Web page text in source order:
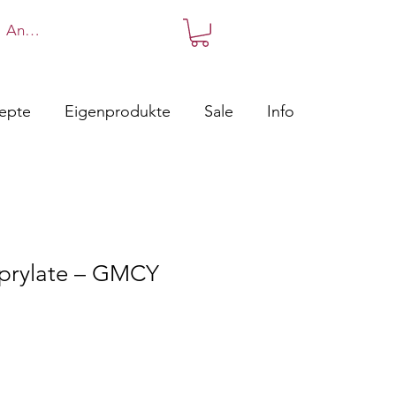
Anmelden
Eigenprodukte Sale Info
– GMCY